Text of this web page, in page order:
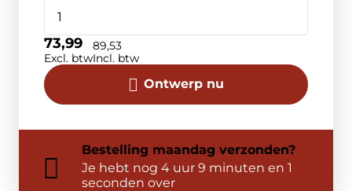
Ontwerp nu
73,99
Excl. btw
89,53
Incl. btw
Bestelling maandag verzonden?
Je hebt nog 4 uur 9 minuten en 1
seconden over